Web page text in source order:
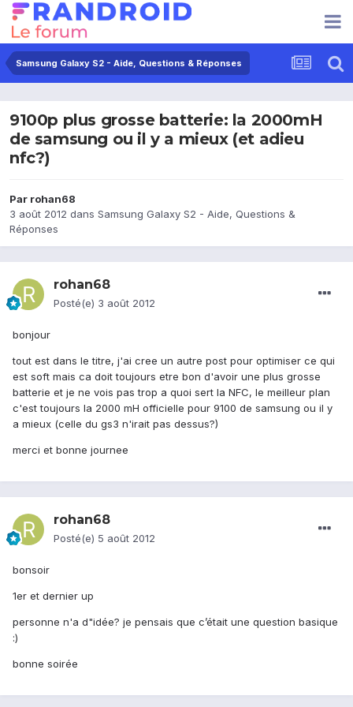
Samsung Galaxy S2 - Aide, Questions & Réponses
9100p plus grosse batterie: la 2000mH
de samsung ou il y a mieux (et adieu
nfc?)
Par rohan68
3 août 2012 dans Samsung Galaxy S2 - Aide, Questions &
Réponses
rohan68
Posté(e) 3 août 2012
bonjour
tout est dans le titre, j'ai cree un autre post pour optimiser ce qui
est soft mais ca doit toujours etre bon d'avoir une plus grosse
batterie et je ne vois pas trop a quoi sert la NFC, le meilleur plan
c'est toujours la 2000 mH officielle pour 9100 de samsung ou il y
a mieux (celle du gs3 n'irait pas dessus?)
merci et bonne journee
rohan68
Posté(e) 5 août 2012
bonsoir
1er et dernier up
personne n'a d"idée? je pensais que c’était une question basique
:)
bonne soirée